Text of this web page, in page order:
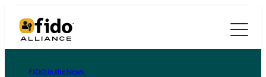
FIDO in the News